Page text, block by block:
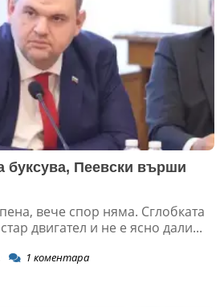
буксува, Пеевски върши
вече спор няма. Сглобката
двигател и не е ясно дали...
1 коментара